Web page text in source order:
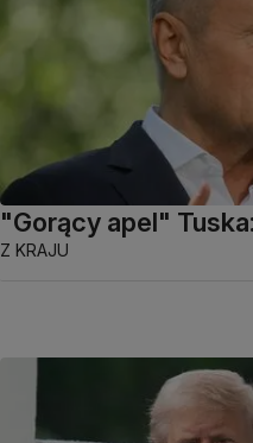
"Gorący apel"
Z KRAJU